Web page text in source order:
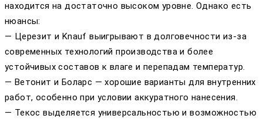
находится на достаточно высоком уровне. Однако есть
нюансы:
— Церезит и Knauf выигрывают в долговечности из-за
современных технологий производства и более
устойчивых составов к влаге и перепадам температур.
— Ветонит и Боларс — хорошие варианты для внутренних
работ, особенно при условии аккуратного нанесения.
— Текос выделяется универсальностью и возможностью